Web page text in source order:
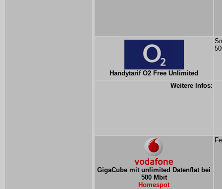
Handytarif O2 Free Unlimited
Weitere Infos:
GigaCube mit unlimited Datenflat bei
500 Mbit
Homespot